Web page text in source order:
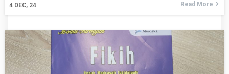
4 DEC, 24 Read More